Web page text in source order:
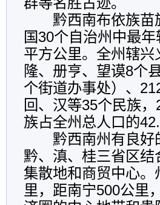
黔西南布依族苗
国30个自治州中最
平方公里。全州辖
隆、册亨、望谟8个
个街道办事处）、
回、汉等35个民族
族占全州总人口的
黔西南州有良好
黔、滇、桂三省区
集散地和商贸中心
里，距南宁500公里